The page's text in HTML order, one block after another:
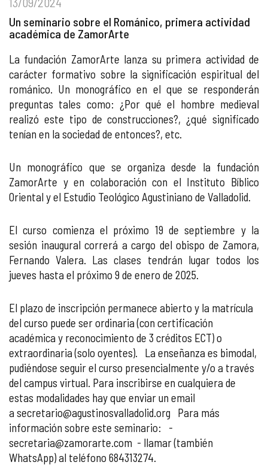
Un seminario sobre el Románico, primera actividad
académica de ZamorArte
La fundación ZamorArte lanza su primera actividad de
carácter formativo sobre la significación espiritual del
románico. Un monográfico en el que se responderán
preguntas tales como: ¿Por qué el hombre medieval
realizó este tipo de construcciones?, ¿qué significado
tenían en la sociedad de entonces?, etc.
Un monográfico que se organiza desde la fundación
ZamorArte y en colaboración con el Instituto Bíblico
Oriental y el Estudio Teológico Agustiniano de Valladolid.
El curso comienza el próximo 19 de septiembre y la
sesión inaugural correrá a cargo del obispo de Zamora,
Fernando Valera. Las clases tendrán lugar todos los
jueves hasta el próximo 9 de enero de 2025.
El plazo de inscripción permanece abierto y la matrícula
del curso puede ser ordinaria (con certificación
académica y reconocimiento de 3 créditos ECT) o
extraordinaria (solo oyentes). La enseñanza es bimodal,
pudiéndose seguir el curso presencialmente y/o a través
del campus virtual. Para inscribirse en cualquiera de
estas modalidades hay que enviar un email
a secretario@agustinosvalladolid.org Para más
información sobre este seminario: -
secretaria@zamorarte.com - llamar (también
WhatsApp) al teléfono 684313274.